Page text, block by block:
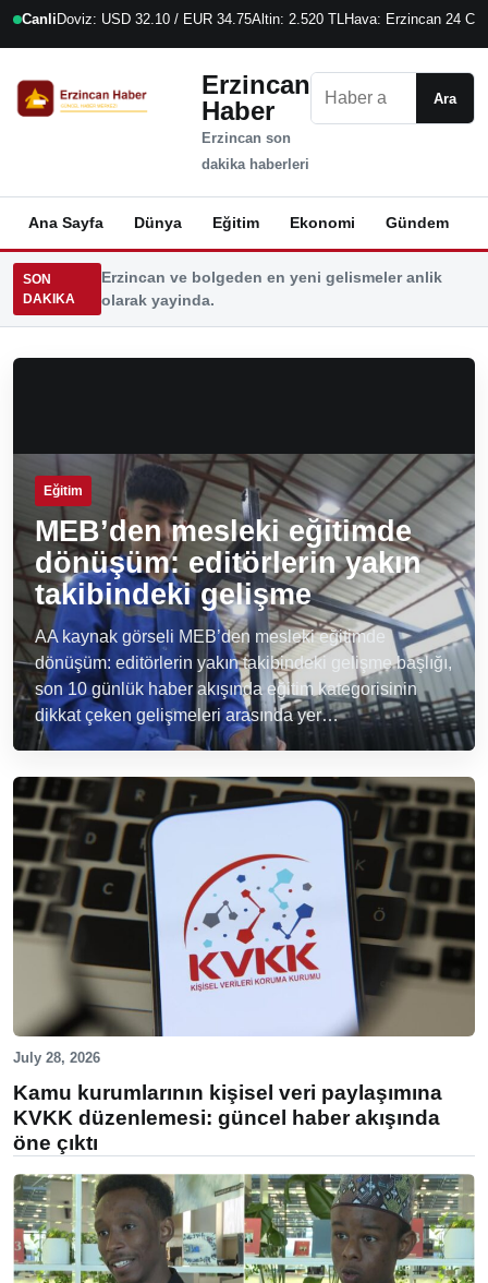
Canli Doviz: USD 32.10 / EUR 34.75Altin: 2.520 TLHava: Erzincan 24 C
Erzincan
Haber
Erzincan son
dakika haberleri
Ara
Ana Sayfa Dünya Eğitim Ekonomi Gündem
SON
DAKIKA
Erzincan ve bolgeden en yeni gelismeler anlik
olarak yayinda.
Eğitim
MEB’den mesleki eğitimde
dönüşüm: editörlerin yakın
takibindeki gelişme
AA kaynak görseli MEB’den mesleki eğitimde
dönüşüm: editörlerin yakın takibindeki gelişme başlığı,
son 10 günlük haber akışında eğitim kategorisinin
dikkat çeken gelişmeleri arasında yer…
July 28, 2026
Kamu kurumlarının kişisel veri paylaşımına
KVKK düzenlemesi: güncel haber akışında
öne çıktı